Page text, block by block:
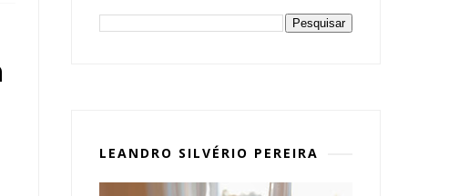
LEANDRO SILVÉRIO PEREIRA